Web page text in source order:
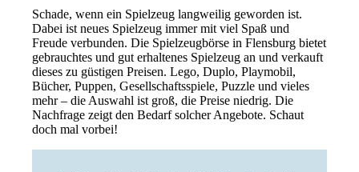
Schade, wenn ein Spielzeug langweilig geworden ist.
Dabei ist neues Spielzeug immer mit viel Spaß und
Freude verbunden. Die Spielzeugbörse in Flensburg bietet
gebrauchtes und gut erhaltenes Spielzeug an und verkauft
dieses zu güstigen Preisen. Lego, Duplo, Playmobil,
Bücher, Puppen, Gesellschaftsspiele, Puzzle und vieles
mehr – die Auswahl ist groß, die Preise niedrig. Die
Nachfrage zeigt den Bedarf solcher Angebote. Schaut
doch mal vorbei!